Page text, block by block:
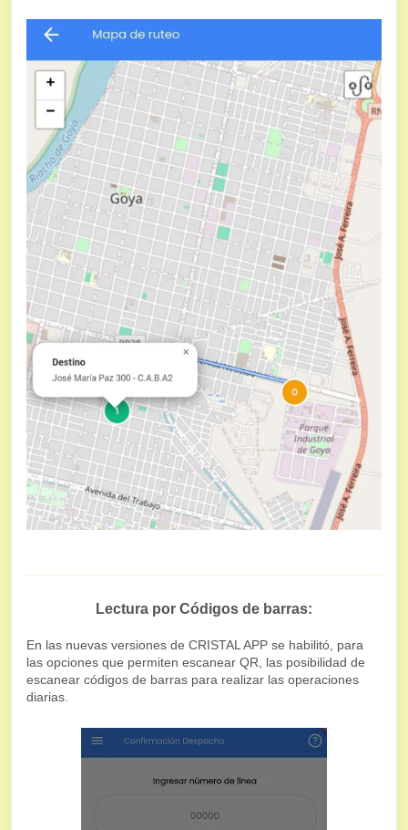
Lectura por Códigos de barras:
En las nuevas versiones de CRISTAL APP se habilitó, para
las opciones que permiten escanear QR, las posibilidad de
escanear códigos de barras para realizar las operaciones
diarias.